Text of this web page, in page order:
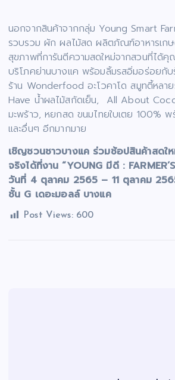
นอกจากสินค้าจากกลุ่ม Young Smart
รวบรวม ผัก ผลไม้สด ผลิตภัณฑ์อาหารเก
สุขภาพที่การันตีความสดใหม่จากสวนที่ได้
บริโภคย่านบางแค พร้อมลิ้มรสอิ่มอร่อยกับ
ร้าน Wonderfood อะโวคาโด สมูทตี้หลา
Have น้ำผลไม้สกัดเย็น, All About
มะพร้าว, หยกสด ขนมไทยใบเตย 100%
และอื่นๆ อีกมากมาย
เชิญชวนชาวบางแค ร่วมช้อปสินค้าสดใ
จริงได้ที่งาน “YOUNG มีดี :
วันที่ 4 ตุลาคม 2565 – 11 ตุลาคม
ชั้น G เดอะมอลล์ บางแค
Post Views: 600